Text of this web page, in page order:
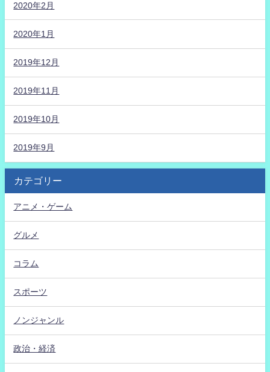
2020年2月
2020年1月
2019年12月
2019年11月
2019年10月
2019年9月
カテゴリー
アニメ・ゲーム
グルメ
コラム
スポーツ
ノンジャンル
政治・経済